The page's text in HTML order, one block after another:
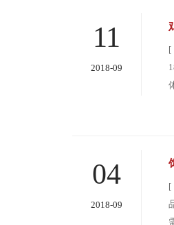
11
2018-09
[
04
2018-09
[